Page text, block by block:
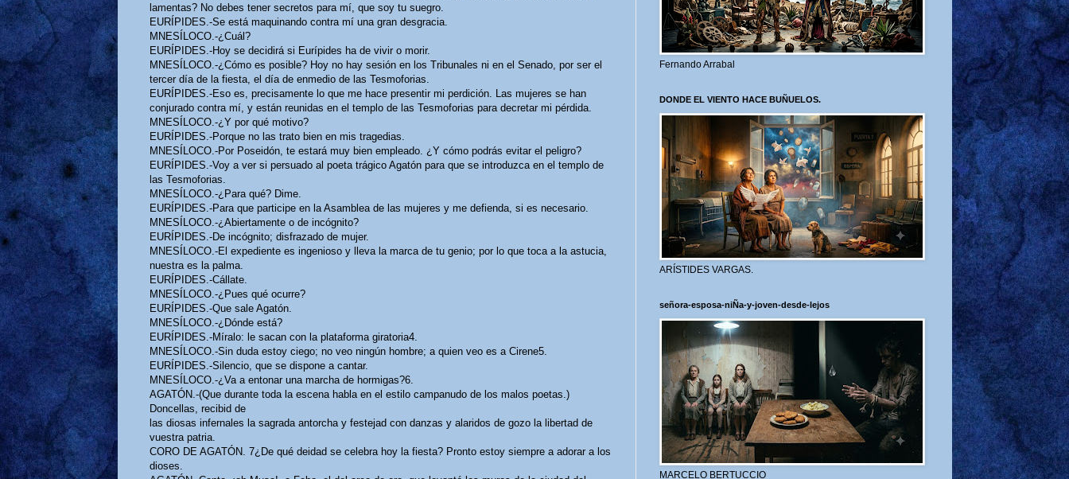
lamentas? No debes tener secretos para mí, que soy tu suegro.
EURÍPIDES.-Se está maquinando contra mí una gran desgracia.
MNESÍLOCO.-¿Cuál?
EURÍPIDES.-Hoy se decidirá si Eurípides ha de vivir o morir.
MNESÍLOCO.-¿Cómo es posible? Hoy no hay sesión en los Tribunales ni en el Senado, por ser el
tercer día de la fiesta, el día de enmedio de las Tesmoforias.
EURÍPIDES.-Eso es, precisamente lo que me hace presentir mi perdición. Las mujeres se han
conjurado contra mí, y están reunidas en el templo de las Tesmoforias para decretar mi pérdida.
MNESÍLOCO.-¿Y por qué motivo?
EURÍPIDES.-Porque no las trato bien en mis tragedias.
MNESÍLOCO.-Por Poseidón, te estará muy bien empleado. ¿Y cómo podrás evitar el peligro?
EURÍPIDES.-Voy a ver si persuado al poeta trágico Agatón para que se introduzca en el templo de
las Tesmoforias.
MNESÍLOCO.-¿Para qué? Dime.
EURÍPIDES.-Para que participe en la Asamblea de las mujeres y me defienda, si es necesario.
MNESÍLOCO.-¿Abiertamente o de incógnito?
EURÍPIDES.-De incógnito; disfrazado de mujer.
MNESÍLOCO.-El expediente es ingenioso y lleva la marca de tu genio; por lo que toca a la astucia,
nuestra es la palma.
EURÍPIDES.-Cállate.
MNESÍLOCO.-¿Pues qué ocurre?
EURÍPIDES.-Que sale Agatón.
MNESÍLOCO.-¿Dónde está?
EURÍPIDES.-Míralo: le sacan con la plataforma giratoria4.
MNESÍLOCO.-Sin duda estoy ciego; no veo ningún hombre; a quien veo es a Cirene5.
EURÍPIDES.-Silencio, que se dispone a cantar.
MNESÍLOCO.-¿Va a entonar una marcha de hormigas?6.
AGATÓN.-(Que durante toda la escena habla en el estilo campanudo de los malos poetas.)
Doncellas, recibid de
las diosas infernales la sagrada antorcha y festejad con danzas y alaridos de gozo la libertad de
vuestra patria.
CORO DE AGATÓN. 7¿De qué deidad se celebra hoy la fiesta? Pronto estoy siempre a adorar a los
dioses.
Fernando Arrabal
DONDE EL VIENTO HACE BUÑUELOS.
ARÍSTIDES VARGAS.
señora-esposa-niÑa-y-joven-desde-lejos
MARCELO BERTUCCIO